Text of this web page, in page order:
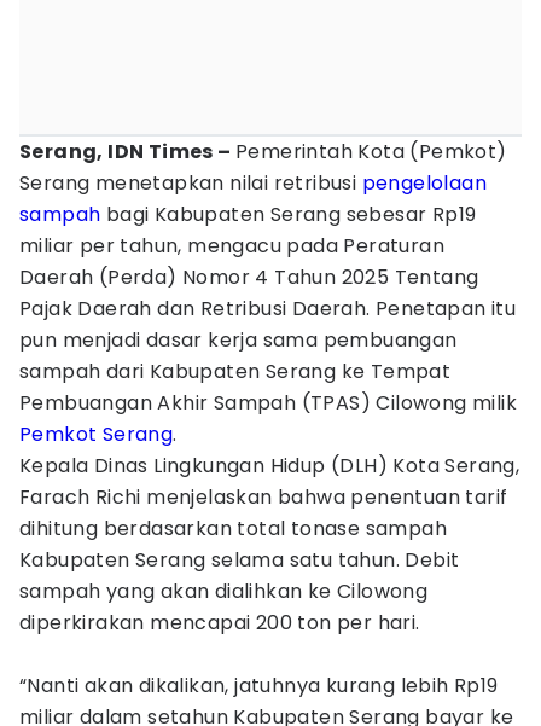
Serang, IDN Times – Pemerintah Kota (Pemkot)
Serang menetapkan nilai retribusi pengelolaan
sampah bagi Kabupaten Serang sebesar Rp19
miliar per tahun, mengacu pada Peraturan
Daerah (Perda) Nomor 4 Tahun 2025 Tentang
Pajak Daerah dan Retribusi Daerah. Penetapan itu
pun menjadi dasar kerja sama pembuangan
sampah dari Kabupaten Serang ke Tempat
Pembuangan Akhir Sampah (TPAS) Cilowong milik
Pemkot Serang.
Kepala Dinas Lingkungan Hidup (DLH) Kota Serang,
Farach Richi menjelaskan bahwa penentuan tarif
dihitung berdasarkan total tonase sampah
Kabupaten Serang selama satu tahun. Debit
sampah yang akan dialihkan ke Cilowong
diperkirakan mencapai 200 ton per hari.
“Nanti akan dikalikan, jatuhnya kurang lebih Rp19
miliar dalam setahun Kabupaten Serang bayar ke